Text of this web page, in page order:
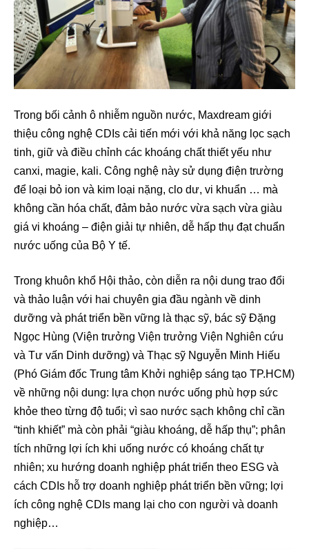
Trong bối cảnh ô nhiễm nguồn nước, Maxdream giới
thiệu công nghệ CDIs cải tiến mới với khả năng lọc sạch
tinh, giữ và điều chỉnh các khoáng chất thiết yếu như
canxi, magie, kali. Công nghệ này sử dụng điện trường
để loại bỏ ion và kim loại nặng, clo dư, vi khuẩn … mà
không cần hóa chất, đảm bảo nước vừa sạch vừa giàu
giá vi khoáng – điện giải tự nhiên, dễ hấp thụ đạt chuẩn
nước uống của Bộ Y tế.
Trong khuôn khổ Hội thảo, còn diễn ra nội dung trao đổi
và thảo luận với hai chuyên gia đầu ngành về dinh
dưỡng và phát triển bền vững là thạc sỹ, bác sỹ Đặng
Ngọc Hùng (Viện trưởng Viện trưởng Viện Nghiên cứu
và Tư vấn Dinh dưỡng) và Thạc sỹ Nguyễn Minh Hiếu
(Phó Giám đốc Trung tâm Khởi nghiệp sáng tạo TP.HCM)
về những nội dung: lựa chọn nước uống phù hợp sức
khỏe theo từng độ tuổi; vì sao nước sạch không chỉ cần
“tinh khiết” mà còn phải “giàu khoáng, dễ hấp thụ”; phân
tích những lợi ích khi uống nước có khoáng chất tự
nhiên; xu hướng doanh nghiệp phát triển theo ESG và
cách CDIs hỗ trợ doanh nghiệp phát triển bền vững; lợi
ích công nghệ CDIs mang lại cho con người và doanh
nghiệp…